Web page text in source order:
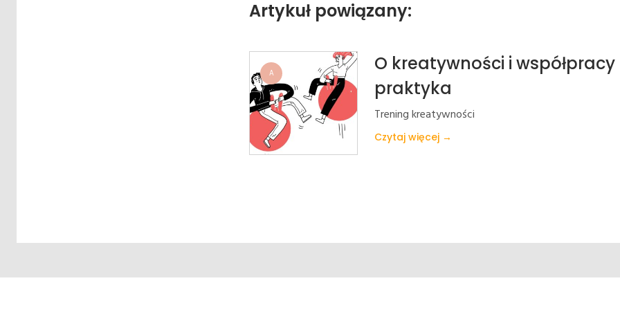
Artykuł powiązany:
A
O kreatywności i
praktyka
Trening kreatywności
Czytaj więcej →